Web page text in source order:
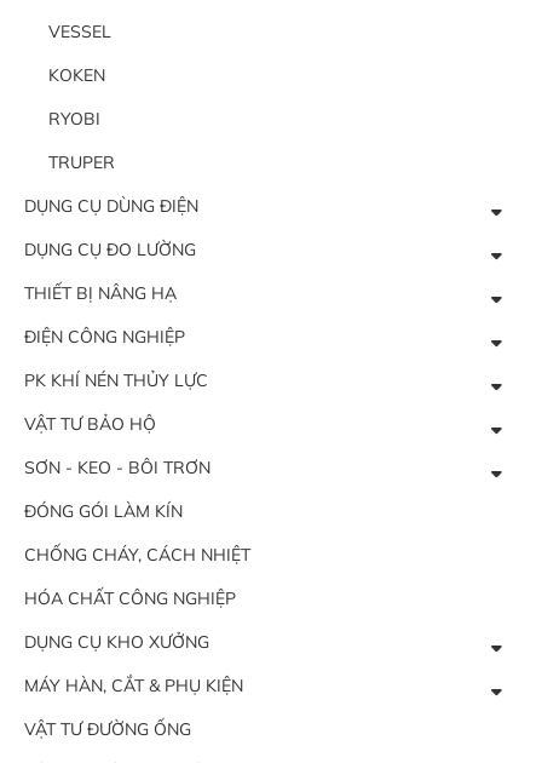
VESSEL
KOKEN
RYOBI
TRUPER
DỤNG CỤ DÙNG ĐIỆN
DỤNG CỤ ĐO LƯỜNG
THIẾT BỊ NÂNG HẠ
ĐIỆN CÔNG NGHIỆP
PK KHÍ NÉN THỦY LỰC
VẬT TƯ BẢO HỘ
SƠN - KEO - BÔI TRƠN
ĐÓNG GÓI LÀM KÍN
CHỐNG CHÁY, CÁCH NHIỆT
HÓA CHẤT CÔNG NGHIỆP
DỤNG CỤ KHO XƯỞNG
MÁY HÀN, CẮT & PHỤ KIỆN
VẬT TƯ ĐƯỜNG ỐNG